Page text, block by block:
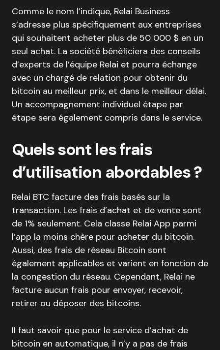
Comme le nom l’indique, Relai Business
s’adresse plus spécifiquement aux entreprises
qui souhaitent acheter plus de 50 000 $ en un
seul achat. La société bénéficiera des conseils
d’experts de l’équipe Relai et pourra échange
avec un chargé de relation pour obtenir du
bitcoin au meilleur prix, et dans le meilleur délai.
Un accompagnement individuel étape par
étape sera également compris dans le service.
Quels sont les frais
d’utilisation abordables ?
Relai BTC facture des frais basés sur la
transaction. Les frais d’achat et de vente sont
de 1% seulement. Cela classe Relai App parmi
l’app la moins chère pour acheter du bitcoin.
Aussi, des frais de réseau Bitcoin sont
également applicables et varient en fonction de
la congestion du réseau. Cependant, Relai ne
facture aucun frais pour envoyer, recevoir,
retirer ou déposer des bitcoins.
Il faut savoir que pour le service d’achat de
bitcoin en automatique, il n’y a pas de frais